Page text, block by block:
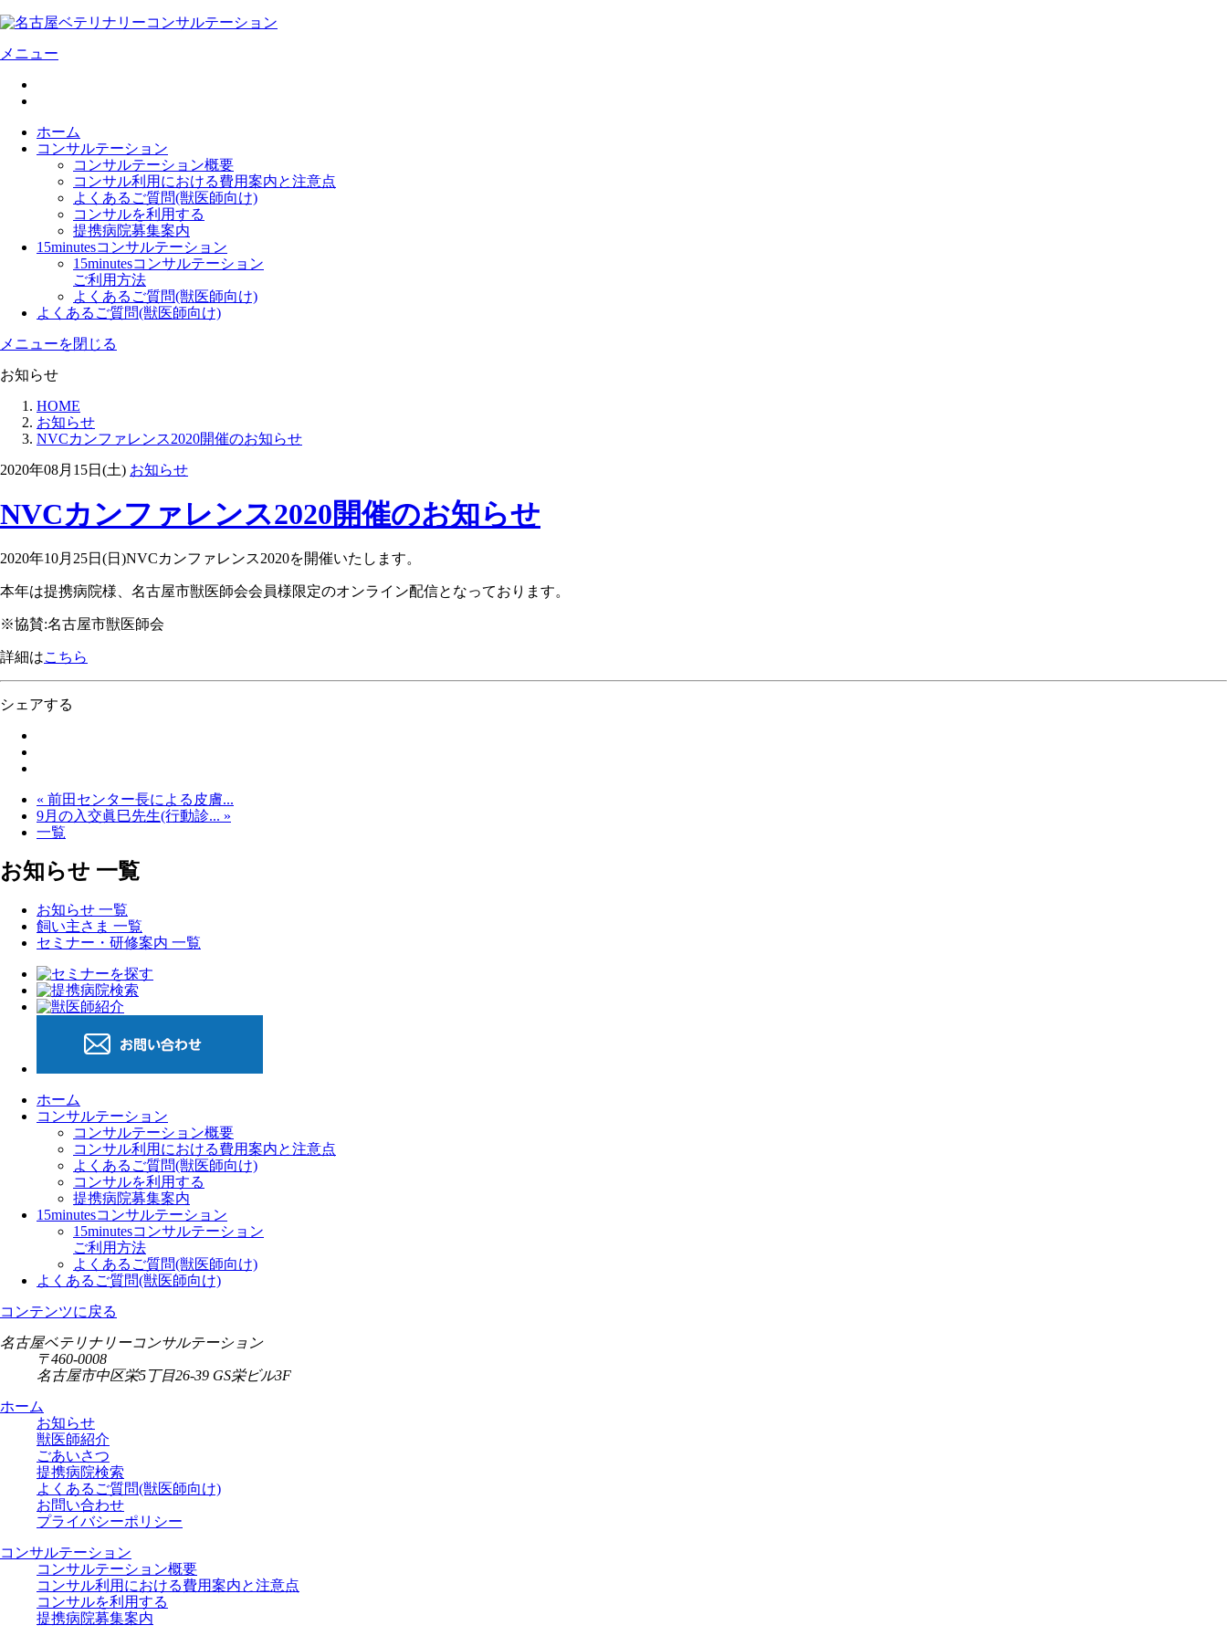
メニュー
ホーム
コンサルテーション
コンサルテーション概要
コンサル利用における費用案内と注意点
よくあるご質問(獣医師向け)
コンサルを利用する
提携病院募集案内
15minutesコンサルテーション
15minutesコンサルテーション
ご利用方法
よくあるご質問(獣医師向け)
よくあるご質問(獣医師向け)
メニューを閉じる
お知らせ
HOME
お知らせ
NVCカンファレンス2020開催のお知らせ
2020年08月15日(土) お知らせ
NVCカンファレンス2020開催のお知らせ
2020年10月25日(日)NVCカンファレンス2020を開催いたします。
本年は提携病院様、名古屋市獣医師会会員様限定のオンライン配信となっております。
※協賛:名古屋市獣医師会
詳細はこちら
シェアする
« 前田センター長による皮膚...
9月の入交眞巳先生(行動診... »
一覧
お知らせ 一覧
お知らせ 一覧
飼い主さま 一覧
セミナー・研修案内 一覧
ホーム
コンサルテーション
コンサルテーション概要
コンサル利用における費用案内と注意点
よくあるご質問(獣医師向け)
コンサルを利用する
提携病院募集案内
15minutesコンサルテーション
15minutesコンサルテーション
ご利用方法
よくあるご質問(獣医師向け)
よくあるご質問(獣医師向け)
コンテンツに戻る
名古屋ベテリナリーコンサルテーション
〒460-0008
名古屋市中区栄5丁目26-39 GS栄ビル3F
ホーム
お知らせ
獣医師紹介
ごあいさつ
提携病院検索
よくあるご質問(獣医師向け)
お問い合わせ
プライバシーポリシー
コンサルテーション
コンサルテーション概要
コンサル利用における費用案内と注意点
コンサルを利用する
提携病院募集案内